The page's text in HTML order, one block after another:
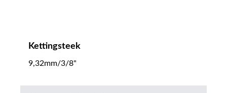
Kettingsteek
9,32mm/3/8"